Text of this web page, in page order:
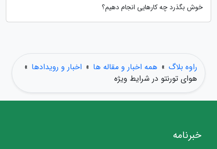
خوش بگذرد چه کارهایی انجام دهیم؟
راوه بلاگ » همه اخبار و مقاله ها » اخبار و رویدادها »
هوای تورنتو در شرایط ویژه
خبرنامه